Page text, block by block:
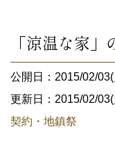
「涼温な家」
公開日：2015/02/
更新日：2015/02/
契約・地鎮祭